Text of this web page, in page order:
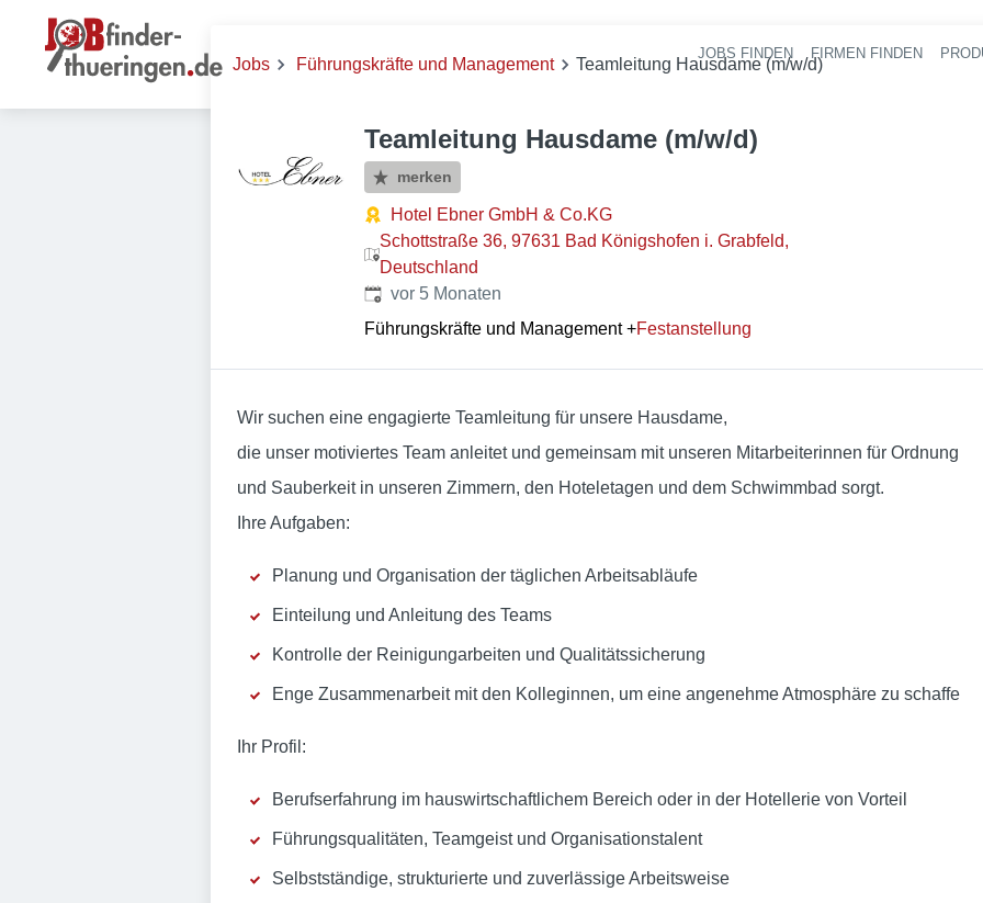
JOBS FINDEN FIRMEN FINDEN
Jobs Führungskräfte und Management Teamleitung Hausdame (m/w/d)
Teamleitung Hausdame (m/w/d)
merken
Hotel Ebner GmbH & Co.KG
Schottstraße 36, 97631 Bad Königshofen i. Grabfeld,
Deutschland
Veröffentlicht:
vor 5 Monaten
Führungskräfte und Management +Festanstellung
Wir suchen eine engagierte Teamleitung für unsere Hausdame,
die unser motiviertes Team anleitet und gemeinsam mit unseren Mitarbeiterinnen für Ordnung
und Sauberkeit in unseren Zimmern, den Hoteletagen und dem Schwimmbad sorgt.
Ihre Aufgaben:
Planung und Organisation der täglichen Arbeitsabläufe
Einteilung und Anleitung des Teams
Kontrolle der Reinigungarbeiten und Qualitätssicherung
Enge Zusammenarbeit mit den Kolleginnen, um eine angenehme Atmosphäre zu schaffe
Ihr Profil:
Berufserfahrung im hauswirtschaftlichem Bereich oder in der Hotellerie von Vorteil
Führungsqualitäten, Teamgeist und Organisationstalent
Selbstständige, strukturierte und zuverlässige Arbeitsweise